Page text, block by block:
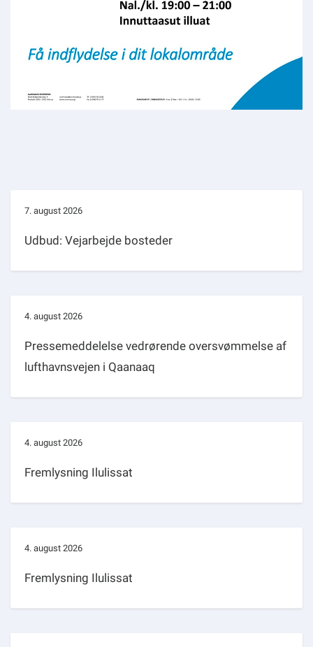
7. august 2026
Udbud: Vejarbejde bosteder
4. august 2026
Pressemeddelelse vedrørende oversvømmelse af
lufthavnsvejen i Qaanaaq
4. august 2026
Fremlysning Ilulissat
4. august 2026
Fremlysning Ilulissat